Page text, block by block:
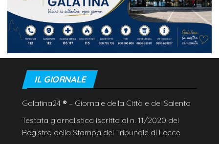
IL GIORNALE
Galatina24 ® – Giornale della Città e del Salento
Testata giornalistica iscritta al n. 11/2020 del
Registro della Stampa del Tribunale di Lecce